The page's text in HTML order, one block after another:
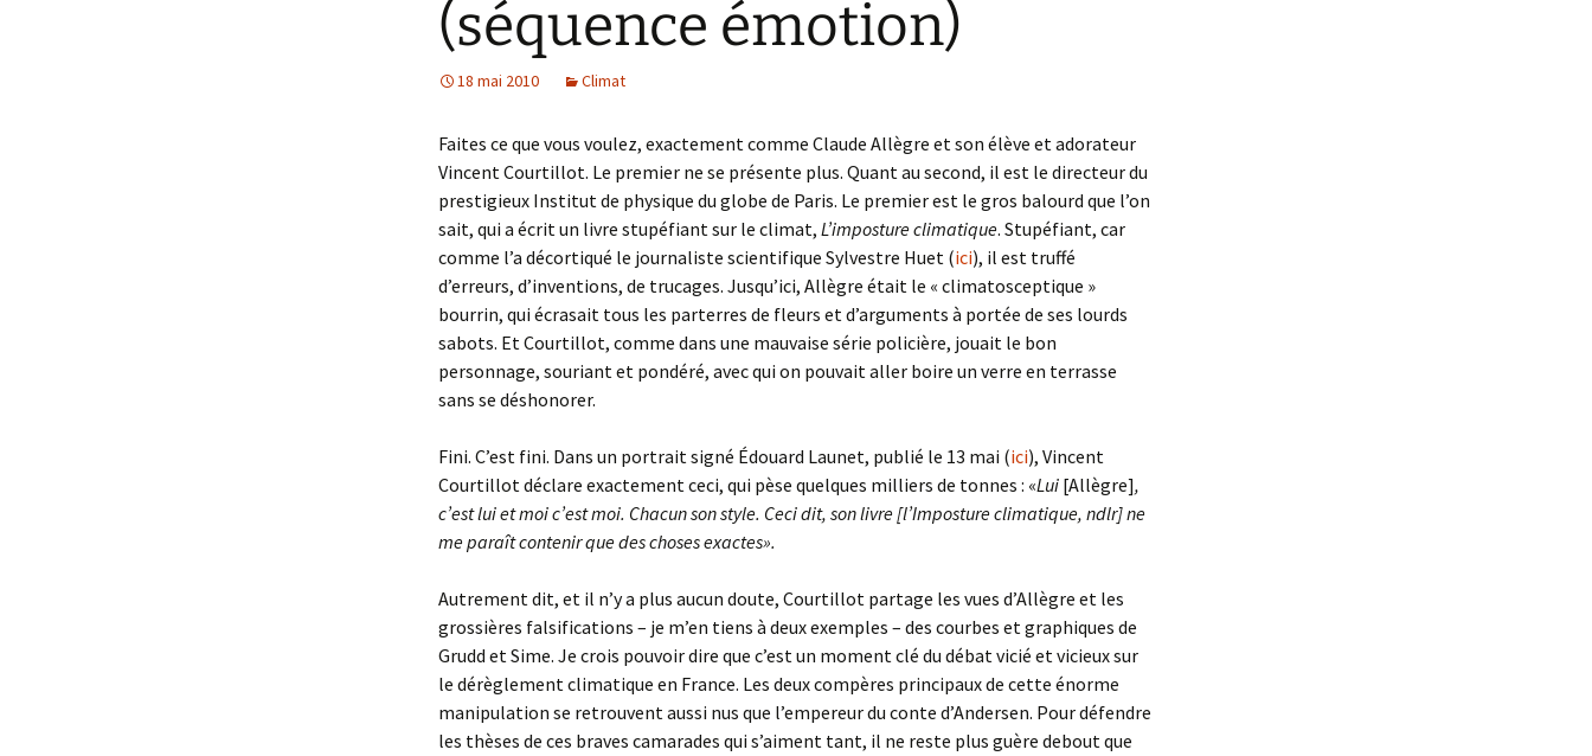
(séquence émotion)
18 mai 2010 Climat
Faites ce que vous voulez, exactement comme Claude Allègre et son élève et adorateur
Vincent Courtillot. Le premier ne se présente plus. Quant au second, il est le directeur du
prestigieux Institut de physique du globe de Paris. Le premier est le gros balourd que l’on
sait, qui a écrit un livre stupéfiant sur le climat, L’imposture climatique. Stupéfiant, car
comme l’a décortiqué le journaliste scientifique Sylvestre Huet (ici), il est truffé
d’erreurs, d’inventions, de trucages. Jusqu’ici, Allègre était le « climatosceptique »
bourrin, qui écrasait tous les parterres de fleurs et d’arguments à portée de ses lourds
sabots. Et Courtillot, comme dans une mauvaise série policière, jouait le bon
personnage, souriant et pondéré, avec qui on pouvait aller boire un verre en terrasse
sans se déshonorer.
Fini. C’est fini. Dans un portrait signé Édouard Launet, publié le 13 mai (ici), Vincent
Courtillot déclare exactement ceci, qui pèse quelques milliers de tonnes : «Lui [Allègre],
c’est lui et moi c’est moi. Chacun son style. Ceci dit, son livre [l’Imposture climatique, ndlr] ne
me paraît contenir que des choses exactes».
Autrement dit, et il n’y a plus aucun doute, Courtillot partage les vues d’Allègre et les
grossières falsifications – je m’en tiens à deux exemples – des courbes et graphiques de
Grudd et Sime. Je crois pouvoir dire que c’est un moment clé du débat vicié et vicieux sur
le dérèglement climatique en France. Les deux compères principaux de cette énorme
manipulation se retrouvent aussi nus que l’empereur du conte d’Andersen. Pour défendre
les thèses de ces braves camarades qui s’aiment tant, il ne reste plus guère debout que